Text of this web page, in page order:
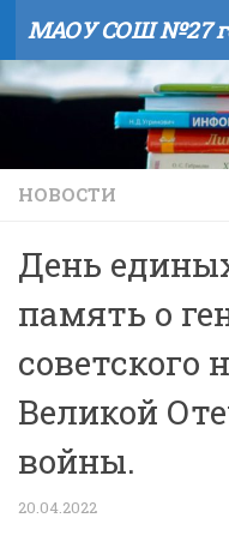
Skip to content
НОВОСТИ
День
память о
советского
Великой
войны.
20.04.2022